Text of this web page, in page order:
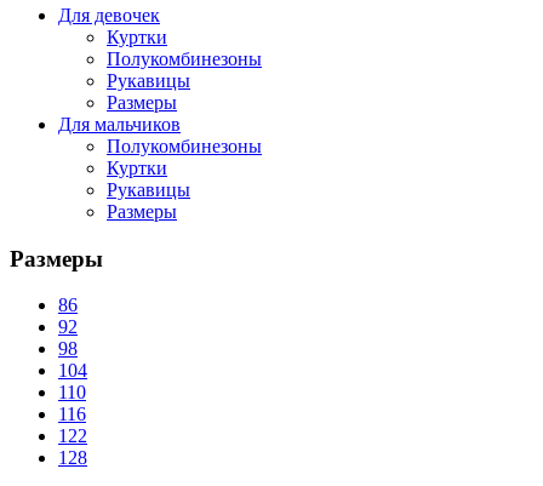
Для девочек
Куртки
Полукомбинезоны
Рукавицы
Размеры
Для мальчиков
Полукомбинезоны
Куртки
Рукавицы
Размеры
Размеры
86
92
98
104
110
116
122
128